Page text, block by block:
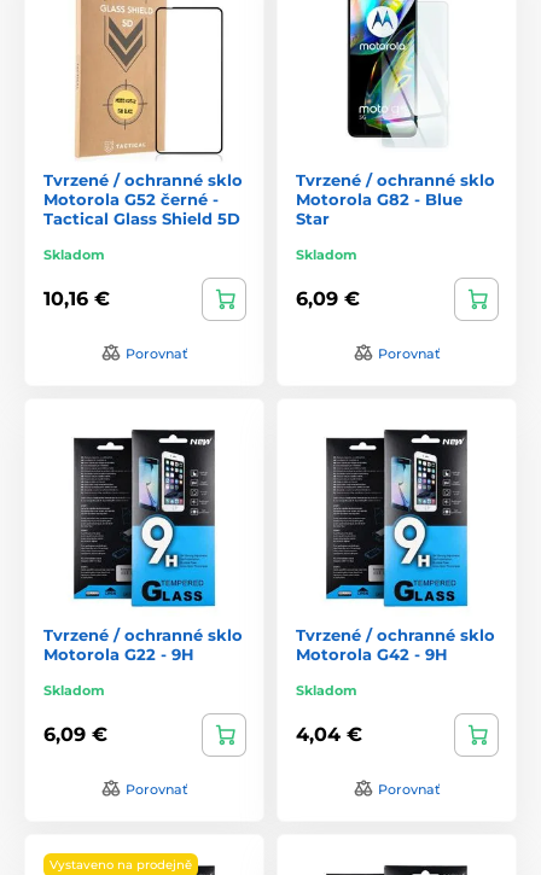
Tvrzené / ochranné sklo
Motorola G52 černé -
Tactical Glass Shield 5D
Skladom
10,16 €
Porovnať
Tvrzené / ochranné sklo
Motorola G82 - Blue
Star
Skladom
6,09 €
Porovnať
Tvrzené / ochranné sklo
Motorola G22 - 9H
Skladom
6,09 €
Porovnať
Tvrzené / ochranné sklo
Motorola G42 - 9H
Skladom
4,04 €
Porovnať
Vystaveno na prodejně